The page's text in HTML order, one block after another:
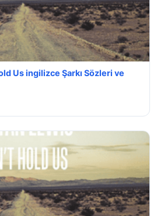
Us ingilizce Şarkı Sözleri ve